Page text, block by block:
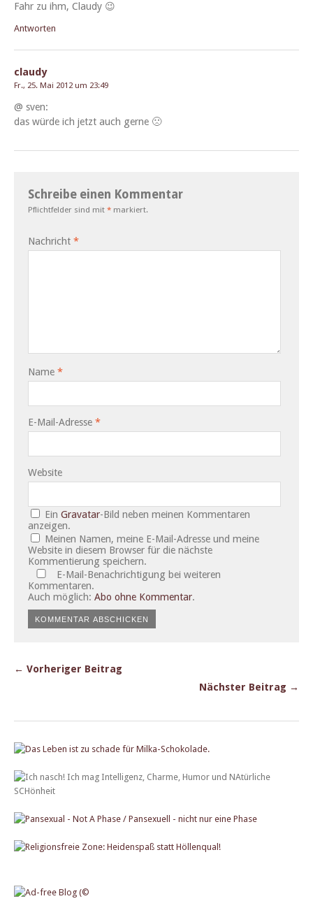
Fahr zu ihm, Claudy 😉
Antworten
claudy
Fr., 25. Mai 2012 um 23:49
@ sven:
das würde ich jet­zt auch gerne 🙁
Schreibe einen Kommentar
Pflichtfelder sind mit * markiert.
Nachricht *
Name *
E-Mail-Adresse *
Website
EinGravatar-Bild neben meinen Kommentaren
anzeigen.
Meinen Namen, meine E-Mail-Adresse und meine
Website in diesem Browser für die nächste
Kommentierung speichern.
E-Mail-Benachrichtigung bei weiteren
Kommentaren.
Auch möglich: Abo ohne Kommentar.
← Vorheriger Beitrag
Nächster Beitrag →